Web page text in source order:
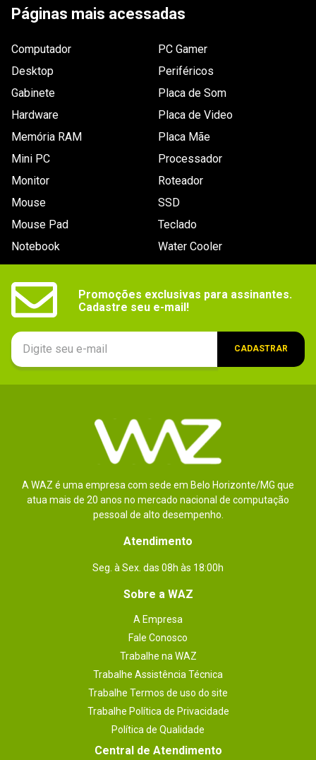
Páginas mais acessadas
Computador
Desktop
Gabinete
Hardware
Memória RAM
Mini PC
Monitor
Mouse
Mouse Pad
Notebook
PC Gamer
Periféricos
Placa de Som
Placa de Video
Placa Mãe
Processador
Roteador
SSD
Teclado
Water Cooler
Promoções exclusivas para assinantes.
Cadastre seu e-mail!
CADASTRAR
A WAZ é uma empresa com sede em Belo Horizonte/MG que
atua mais de 20 anos no mercado nacional de computação
pessoal de alto desempenho.
Atendimento
Seg. à Sex. das 08h às 18:00h
Sobre a WAZ
A Empresa
Fale Conosco
Trabalhe na WAZ
Trabalhe Assistência Técnica
Trabalhe Termos de uso do site
Trabalhe Política de Privacidade
Política de Qualidade
Central de Atendimento